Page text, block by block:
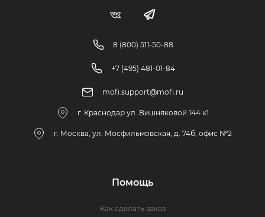
8 (800) 511-50-88
+7 (495) 481-01-84
mofi.support@mofi.ru
г. Краснодар ул. Вишняковой 144 к1
г. Москва, ул. Мосфильмовская, д. 74б, офис №2
Помощь
Как сделать заказ